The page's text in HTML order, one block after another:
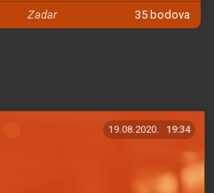
Zadar 35 bodova
19.08.2020. 19:34